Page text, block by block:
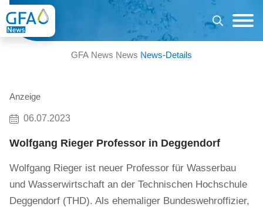
GFA News News News-Details
Anzeige
06.07.2023
Wolfgang Rieger Professor in Deggendorf
Wolfgang Rieger ist neuer Professor für Wasserbau
und Wasserwirtschaft an der Technischen Hochschule
Deggendorf (THD). Als ehemaliger Bundeswehroffizier,